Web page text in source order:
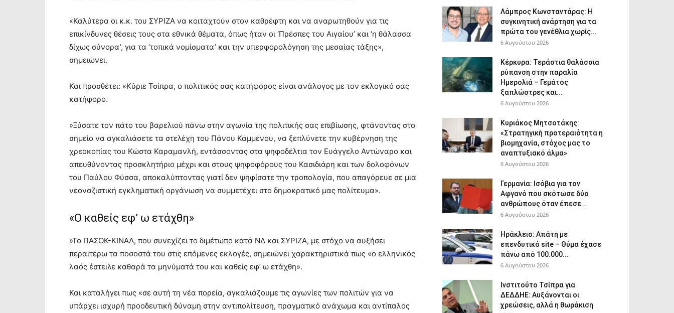
«Καλύτερα οι κ.κ. του ΣΥΡΙΖΑ να κοιταχτούν στον καθρέφτη και να αναρωτηθούν για τις
επικίνδυνες θέσεις τους στα εθνικά θέματα, όπως ήταν οι ‘Πρέσπες του Αιγαίου’ και ‘η θάλασσα
δίχως σύνορα’, για τα ‘τοπικά νομίσματα’ και την υπερφορολόγηση της μεσαίας τάξης»,
σημειώνει.
Και προσθέτει: «Κύριε Τσίπρα, ο πολιτικός σας κατήφορος είναι ανάλογος με τον εκλογικό σας
κατήφορο.
»Ξύσατε τον πάτο του βαρελιού πάνω στην αγωνία της πολιτικής σας επιβίωσης, φτάνοντας στο
σημείο να αγκαλιάσετε τα στελέχη του Πάνου Καμμένου, να ξεπλύνετε την κυβέρνηση της
χρεοκοπίας του Κώστα Καραμανλή, εντάσσοντας στα ψηφοδέλτια τον Ευάγγελο Αντώναρο και
απευθύνοντας προσκλητήριο μέχρι και στους ψηφοφόρους του Κασιδιάρη και των δολοφόνων
του Παύλου Φύσσα, αποκαλύπτοντας γιατί δεν ψηφίσατε την τροπολογία, που απαγόρευε σε μια
νεοναζιστική εγκληματική οργάνωση να συμμετέχει στο δημοκρατικό μας πολίτευμα».
«Ο καθείς εφ’ ω ετάχθη»
»Το ΠΑΣΟΚ-ΚΙΝΑΛ, που συνεχίζει το διμέτωπο κατά ΝΔ και ΣΥΡΙΖΑ, με στόχο να αυξήσει
περαιτέρω τα ποσοστά του στις επόμενες εκλογές, σημειώνει χαρακτηριστικά πως «ο ελληνικός
λαός έστειλε καθαρά τα μηνύματά του και καθείς εφ’ ω ετάχθη».
Και καταλήγει πως «σε αυτή τη νέα πορεία, αγκαλιάζουμε τις αγωνίες των πολιτών για να
υπάρχει ισχυρή προοδευτική δύναμη στην αντιπολίτευση, πραγματικό ανάχωμα και αντίπαλος
Λάμπρος Κωνσταντάρας: Η
συγκινητική ανάρτηση για τα
πρώτα του γενέθλια χωρίς...
6 Αυγούστου 2026
Κέρκυρα: Τεράστια θαλάσσια
ρύπανση στην παραλία
Ημερολιά – Γεμάτος
ξαπλώστρες και...
6 Αυγούστου 2026
Κυριάκος Μητσοτάκης:
«Στρατηγική προτεραιότητα η
βιομηχανία, στόχος μας το
αναπτυξιακό άλμα»
6 Αυγούστου 2026
Γερμανία: Ισόβια για τον
Αφγανό που σκότωσε δύο
ανθρώπους όταν έπεσε...
6 Αυγούστου 2026
Ηράκλειο: Απάτη με
επενδυτικό site – Θύμα έχασε
πάνω από 100.000...
6 Αυγούστου 2026
Ινστιτούτο Τσίπρα για
ΔΕΔΔΗΕ: Αυξάνονται οι
χρεώσεις, αλλά η θωράκιση